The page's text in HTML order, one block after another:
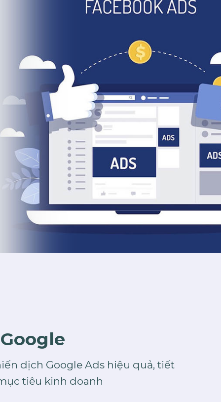
le
dịch Google Ads hiệu quả, tiết
tiêu kinh doanh